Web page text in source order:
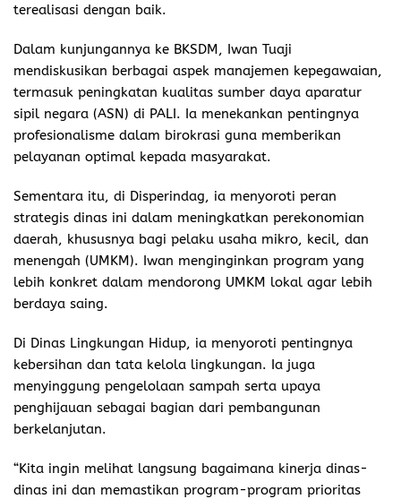
terealisasi dengan baik.
Dalam kunjungannya ke BKSDM, Iwan Tuaji
mendiskusikan berbagai aspek manajemen kepegawaian,
termasuk peningkatan kualitas sumber daya aparatur
sipil negara (ASN) di PALI. Ia menekankan pentingnya
profesionalisme dalam birokrasi guna memberikan
pelayanan optimal kepada masyarakat.
Sementara itu, di Disperindag, ia menyoroti peran
strategis dinas ini dalam meningkatkan perekonomian
daerah, khususnya bagi pelaku usaha mikro, kecil, dan
menengah (UMKM). Iwan menginginkan program yang
lebih konkret dalam mendorong UMKM lokal agar lebih
berdaya saing.
Di Dinas Lingkungan Hidup, ia menyoroti pentingnya
kebersihan dan tata kelola lingkungan. Ia juga
menyinggung pengelolaan sampah serta upaya
penghijauan sebagai bagian dari pembangunan
berkelanjutan.
“Kita ingin melihat langsung bagaimana kinerja dinas-
dinas ini dan memastikan program-program prioritas